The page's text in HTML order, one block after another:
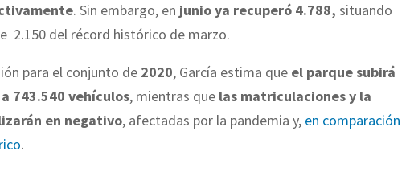
. Sin embargo, en junio ya recuperó 4.788, situando
2.150 del récord histórico de marzo.
para el conjunto de 2020, García estima que el parque subirá
743.540 vehículos, mientras que las matriculaciones y la
en negativo, afectadas por la pandemia y, en comparación
.